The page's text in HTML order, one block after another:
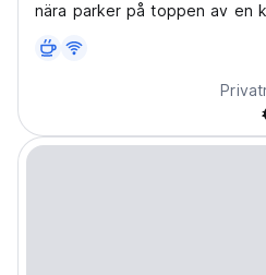
nära parker på toppen av en
till stranden och till